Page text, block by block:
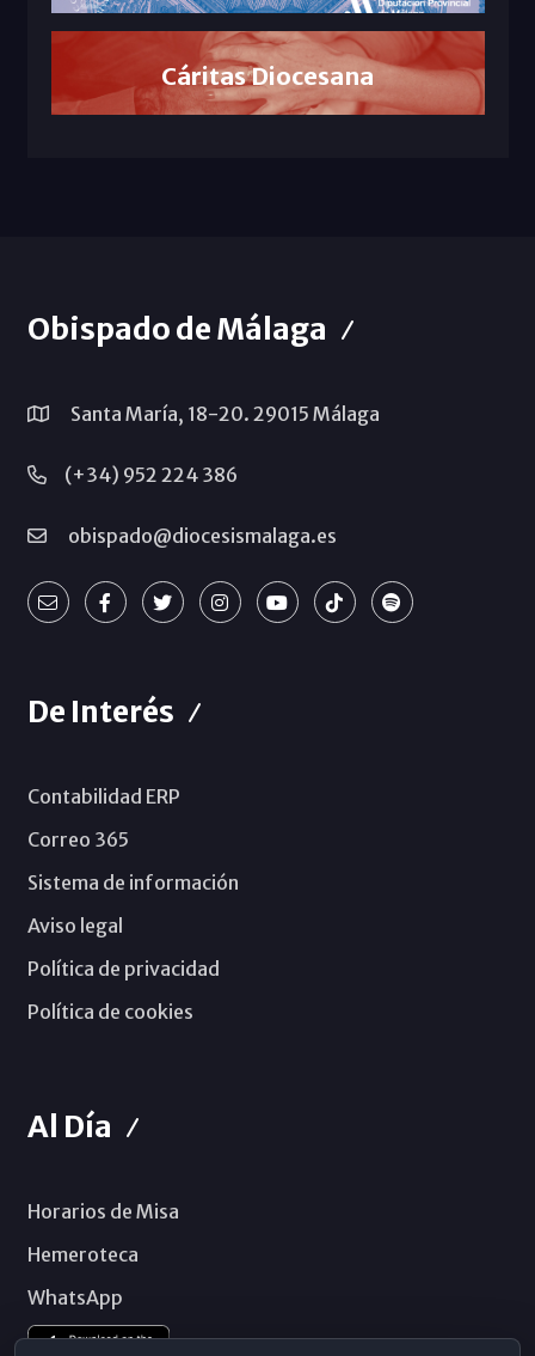
Cáritas Diocesana
Obispado de Málaga
Santa María, 18-20. 29015 Málaga
(+34) 952 224 386
obispado@diocesismalaga.es
De Interés
Contabilidad ERP
Correo 365
Sistema de información
Aviso legal
Política de privacidad
Política de cookies
Al Día
Horarios de Misa
Hemeroteca
WhatsApp